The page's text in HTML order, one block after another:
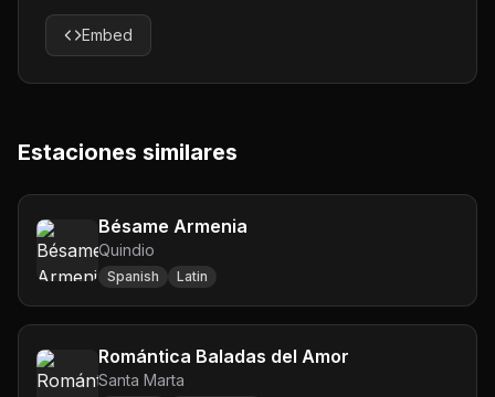
Embed
Estaciones similares
Bésame Armenia
Quindio
Spanish Latin
Romántica Baladas del Amor
Santa Marta